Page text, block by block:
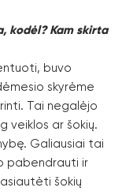
kodėl? Kam skirta
buvo
skyrėme
Tai negalėjo
veiklos ar šokių.
Galiausiai tai
pabendrauti ir
šokių